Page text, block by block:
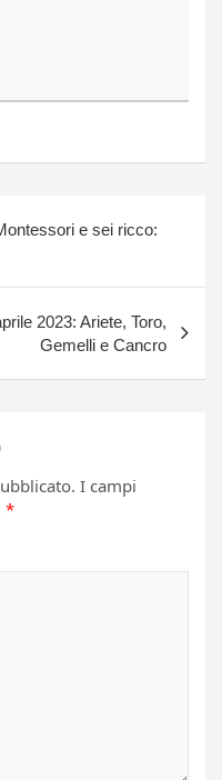
e sei ricco:
2023: Ariete, Toro,
Gemelli e Cancro
I campi
*